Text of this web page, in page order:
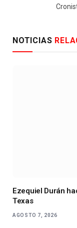
NOTICIAS
Ezequiel Durán
Texas
AGOSTO 7, 2026